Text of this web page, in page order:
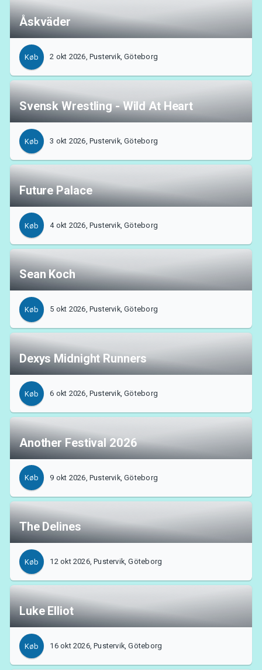
Åskväder
Køb 2 okt 2026, Pustervik, Göteborg
Svensk Wrestling - Wild At Heart
Køb 3 okt 2026, Pustervik, Göteborg
Future Palace
Køb 4 okt 2026, Pustervik, Göteborg
Sean Koch
Køb 5 okt 2026, Pustervik, Göteborg
Dexys Midnight Runners
Køb 6 okt 2026, Pustervik, Göteborg
Another Festival 2026
Køb 9 okt 2026, Pustervik, Göteborg
The Delines
Køb 12 okt 2026, Pustervik, Göteborg
Luke Elliot
Køb 16 okt 2026, Pustervik, Göteborg